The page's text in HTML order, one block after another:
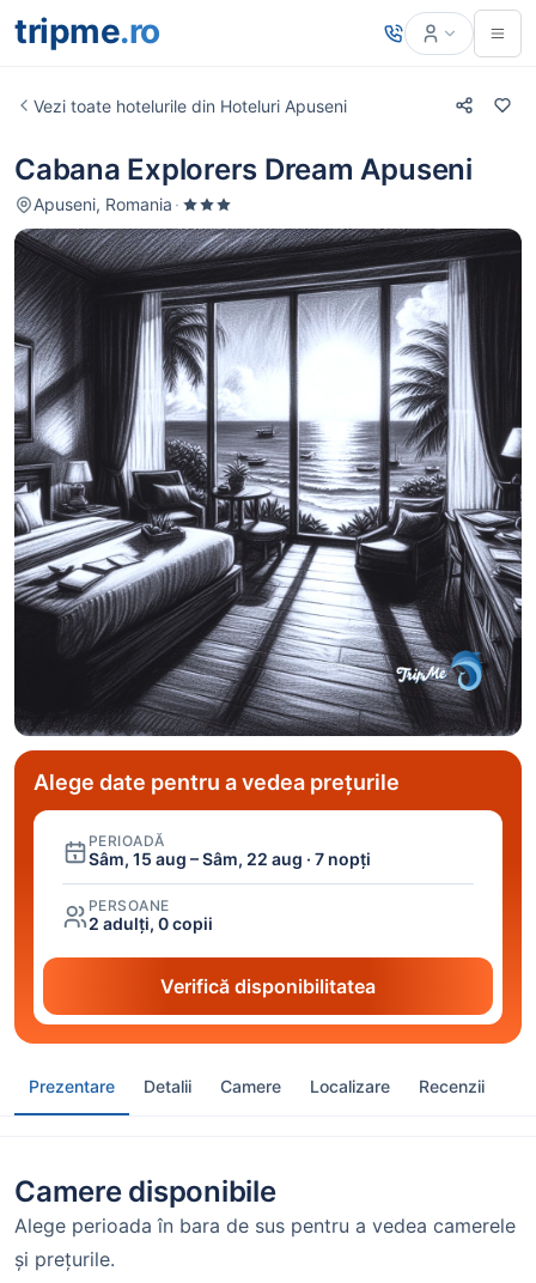
tripme.ro
Alege date pentru a vedea prețurile
PERIOADĂ
Sâm, 15 aug – Sâm, 22 aug · 7 nopți
PERSOANE
2 adulți, 0 copii
Verifică disponibilitatea
Vezi toate hotelurile din Hoteluri Apuseni
Prezentare Detalii Camere Localizare Recenzii
Cabana Explorers Dream Apuseni
Apuseni, Romania ·
Camere disponibile
Alege perioada în bara de sus pentru a vedea camerele
și prețurile.